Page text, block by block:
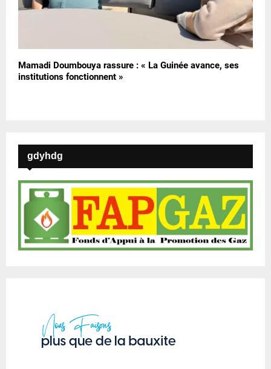
Mamadi Doumbouya rassure : « La Guinée avance, ses
institutions fonctionnent »
gdyhdg